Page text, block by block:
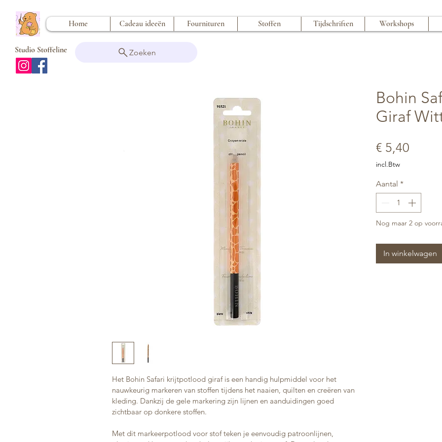
Home Cadeau ideeën Fournituren Stoffen Tijdschriften Workshops
Studio Stoffeline Zoeken
Het Bohin Safari krijtpotlood giraf is een handig hulpmiddel voor het
nauwkeurig markeren van stoffen tijdens het naaien, quilten en creëren van
kleding. Dankzij de gele markering zijn lijnen en aanduidingen goed
zichtbaar op donkere stoffen.
Met dit markeerpotlood voor stof teken je eenvoudig patroonlijnen,
Bohin
Giraf
€ 5,40
incl.Btw
Aantal *
Nog maar 2 op
In winkelwagen